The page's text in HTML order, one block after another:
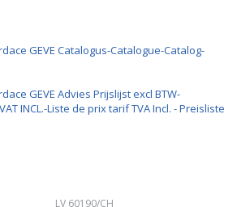
GEVE Catalogus-Catalogue-Catalog-
GEVE Advies Prijslijst excl BTW-
INCL.-Liste de prix tarif TVA Incl. - Preisliste
LV 60190/CH